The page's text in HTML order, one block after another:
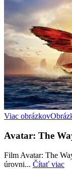
Viac obrázkov
Avatar: The
Film Avatar: The
úrovni... Čítať viac